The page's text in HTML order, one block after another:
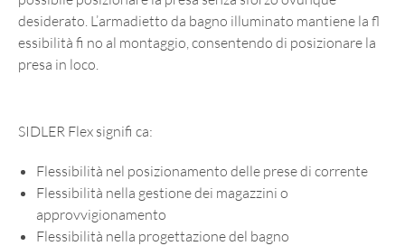
desiderato. L’armadietto da bagno illuminato mantiene la fl
essibilità fi no al montaggio, consentendo di posizionare la
presa in loco.
SIDLER Flex signifi ca:
Flessibilità nel posizionamento delle prese di corrente
Flessibilità nella gestione dei magazzini o
approvvigionamento
Flessibilità nella progettazione del bagno